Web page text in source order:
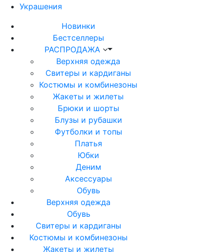
Украшения
Новинки
Бестселлеры
РАСПРОДАЖА
Верхняя одежда
Свитеры и кардиганы
Костюмы и комбинезоны
Жакеты и жилеты
Брюки и шорты
Блузы и рубашки
Футболки и топы
Платья
Юбки
Деним
Аксессуары
Обувь
Верхняя одежда
Обувь
Свитеры и кардиганы
Костюмы и комбинезоны
Жакеты и жилеты